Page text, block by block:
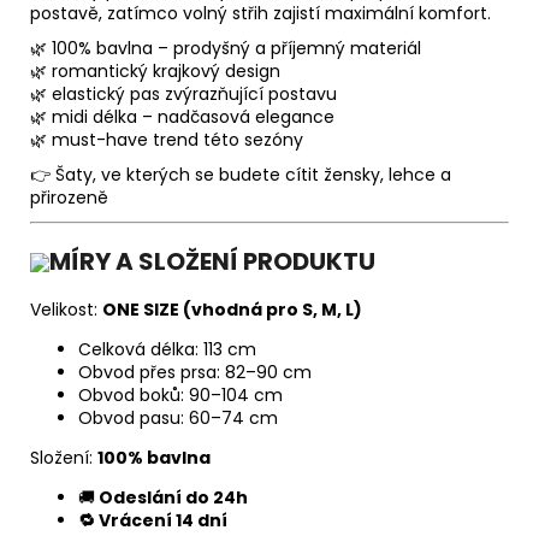
postavě, zatímco volný střih zajistí maximální komfort.
🌿 100% bavlna – prodyšný a příjemný materiál
🌿 romantický krajkový design
🌿 elastický pas zvýrazňující postavu
🌿 midi délka – nadčasová elegance
🌿 must-have trend této sezóny
👉 Šaty, ve kterých se budete cítit žensky, lehce a
přirozeně
MÍRY A SLOŽENÍ PRODUKTU
Velikost: ONE SIZE (vhodná pro S, M, L)
Celková délka: 113 cm
Obvod přes prsa: 82–90 cm
Obvod boků: 90–104 cm
Obvod pasu: 60–74 cm
Složení: 100% bavlna
🚚 Odeslání do 24h
🔁 Vrácení 14 dní